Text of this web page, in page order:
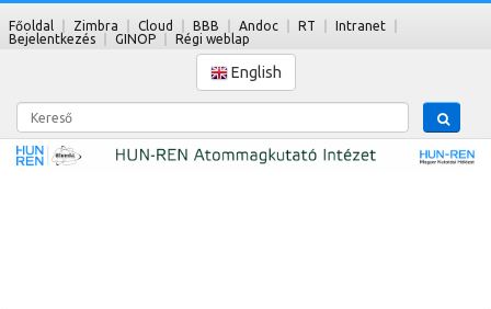
Főoldal Zimbra Cloud BBB Andoc RT
Intranet
Bejelentkezés
GINOP Régi weblap
English
Kereső